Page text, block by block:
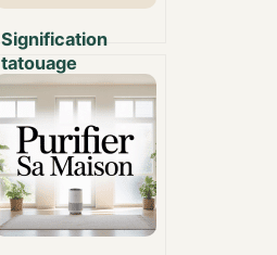
Signification
tatouage
salamandre :
symboles, origines
et inspirations